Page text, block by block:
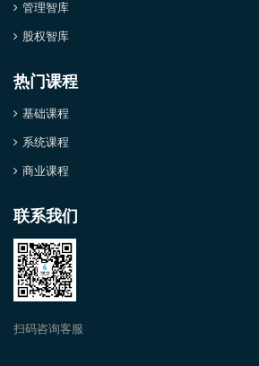
管理智库
股权智库
热门课程
基础课程
系统课程
商业课程
联系我们
扫码咨询客服